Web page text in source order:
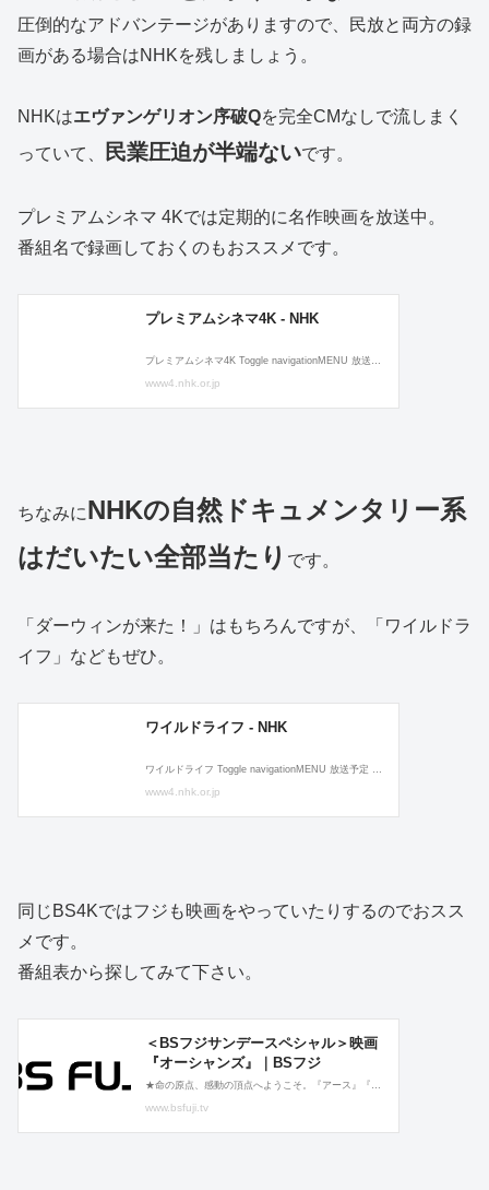
圧倒的なアドバンテージがありますので、民放と両方の録
画がある場合はNHKを残しましょう。
NHKはエヴァンゲリオン序破Qを完全CMなしで流しまく
っていて、
民業圧迫が半端ないです。
プレミアムシネマ 4Kでは定期的に名作映画を放送中。
番組名で録画しておくのもおススメです。
ちなみにNHKの自然ドキュメンタリー系
はだいたい全部当たり です。
「ダーウィンが来た！」はもちろんですが、「ワイルドラ
イフ」などもぜひ。
同じBS4Kではフジも映画をやっていたりするのでおスス
メです。
番組表から探してみて下さい。